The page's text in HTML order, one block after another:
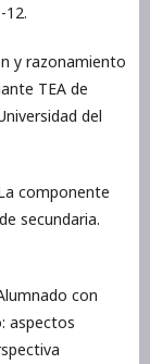
12.
y razonamiento
TEA de
del
componente
secundaria.
con
aspectos